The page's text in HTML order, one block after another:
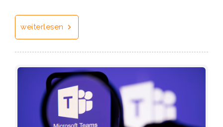
weiterlesen